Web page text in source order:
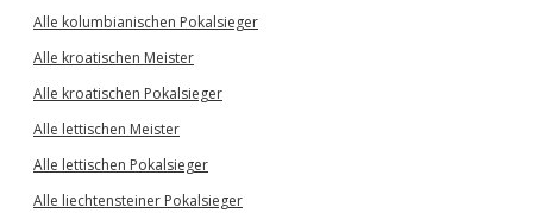
Alle kolumbianischen Pokalsieger
Alle kroatischen Meister
Alle kroatischen Pokalsieger
Alle lettischen Meister
Alle lettischen Pokalsieger
Alle liechtensteiner Pokalsieger